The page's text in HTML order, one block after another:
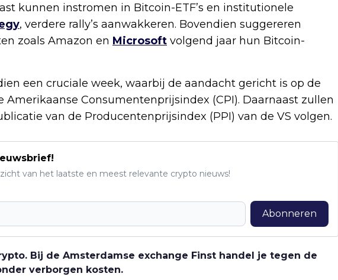
kunnen instromen in Bitcoin-ETF’s en institutionele
, verdere rally’s aanwakkeren. Bovendien suggereren
zoals Amazon en Microsoft volgend jaar hun Bitcoin-
een cruciale week, waarbij de aandacht gericht is op de
Consumentenprijsindex (CPI). Daarnaast zullen
van de Producentenprijsindex (PPI) van de VS volgen.
van het laatste en meest relevante crypto nieuws!
Abonneren
Bij de Amsterdamse exchange Finst handel je tegen de
verborgen kosten.